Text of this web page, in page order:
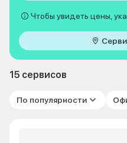
Чтобы увидеть цены,
15 сервисов
По популярности